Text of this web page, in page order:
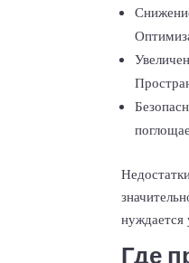
нуждается
Где